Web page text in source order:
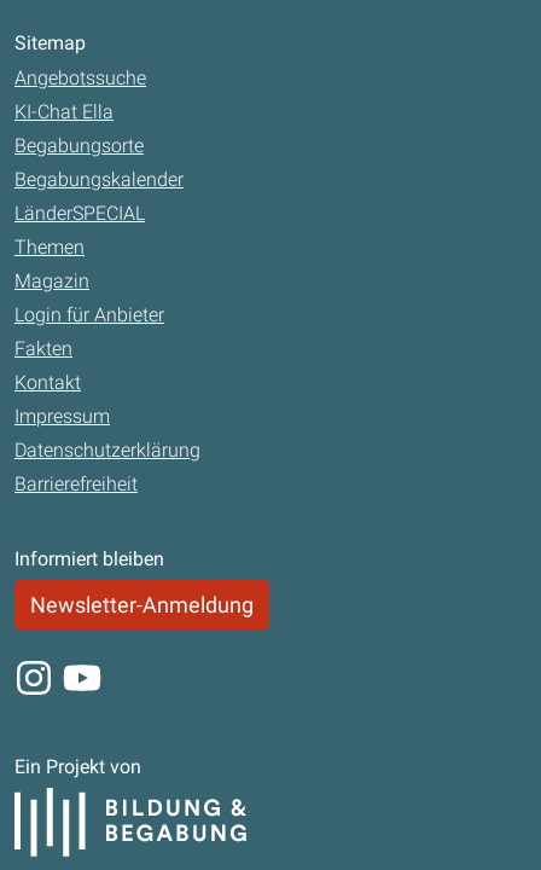
Sitemap
Angebotssuche
KI-Chat Ella
Begabungsorte
Begabungskalender
LänderSPECIAL
Themen
Magazin
Login für Anbieter
Fakten
Kontakt
Impressum
Datenschutzerklärung
Barrierefreiheit
Informiert bleiben
Newsletter-Anmeldung
Instagram
Youtube
Ein Projekt von
Bildung und Begabung